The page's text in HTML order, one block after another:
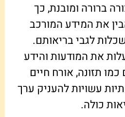
ברורה ומובנת, כך
את המידע המורכב
לגבי בריאותם.
את המודעות והידע
תזונה, אורח חיים
עשויות להעניק ערך
כולה.